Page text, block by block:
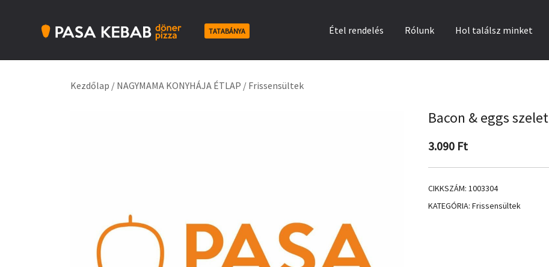
TATABÁNYA Étel rendelés Rólunk Hol találsz minket
Kezdőlap / NAGYMAMA KONYHÁJA ÉTLAP / Frissensültek
Bacon & eggs szelet
3.090 Ft
CIKKSZÁM: 1003304
KATEGÓRIA: Frissensültek